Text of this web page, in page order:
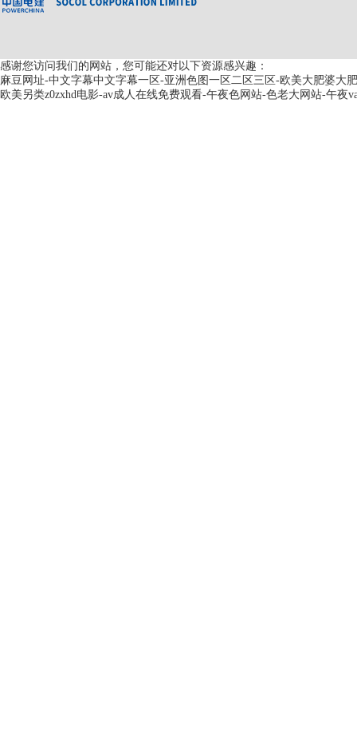
感谢您访问我们的网站，您可能还对以下资源感兴趣：
麻豆网址-中文字幕中文字幕一区-亚洲色图一区二区三区-欧美大肥婆大
欧美另类z0zxhd电影-av成人在线免费观看-午夜色网站-色老大网站-午夜